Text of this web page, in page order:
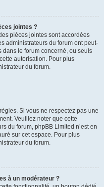
jointes ?
pièces jointes sont accordées
administrateurs du forum ont peut-
dans le forum concerné, ou seuls
autorisation. Pour plus
du forum.
Si vous ne respectez pas une
Veuillez noter que cette
du forum, phpBB Limited n’est en
sur cet espace. Pour plus
du forum.
à un modérateur ?